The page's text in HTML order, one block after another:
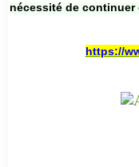
nécessité de
https://